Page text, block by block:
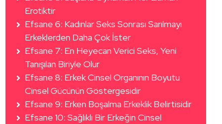
Erotiktir
Efsane 6: Kadınlar Seks Sonrası Sarılmayı
Erkeklerden Daha Çok İster
Efsane 7: En Heyecan Verici Seks, Yeni
Tanışılan Biriyle Olur
Efsane 8: Erkek Cinsel Organının Boyutu
Cinsel Gücünün Göstergesidir
Efsane 9: Erken Boşalma Erkeklik Belirtisidir
Efsane 10: Sağlıklı Bir Erkeğin Cinsel